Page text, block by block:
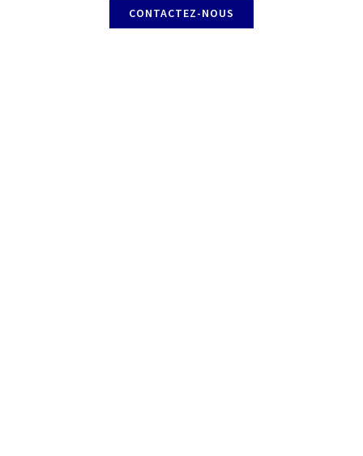
CONTACTEZ-NOUS